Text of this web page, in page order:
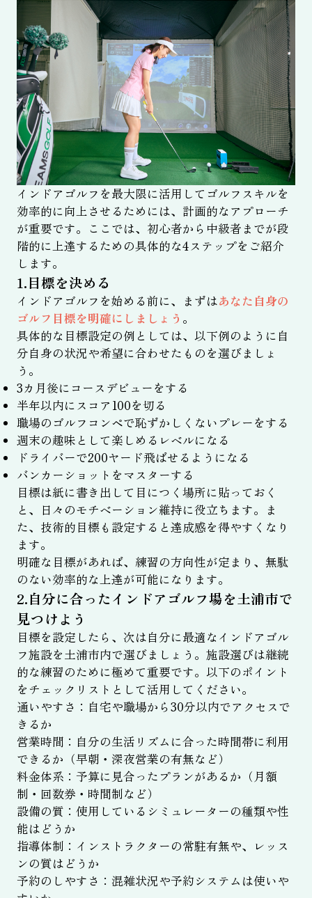
インドアゴルフを最大限に活用してゴルフスキルを
効率的に向上させるためには、計画的なアプローチ
が重要です。ここでは、初心者から中級者までが段
階的に上達するための具体的な4ステップをご紹介
します。
1.目標を決める
インドアゴルフを始める前に、まずはあなた自身の
ゴルフ目標を明確にしましょう 。
具体的な目標設定の例としては、以下例のように自
分自身の状況や希望に合わせたものを選びましょ
う。
3カ月後にコースデビューをする
半年以内にスコア100を切る
職場のゴルフコンペで恥ずかしくないプレーをする
週末の趣味として楽しめるレベルになる
ドライバーで200ヤード飛ばせるようになる
バンカーショットをマスターする
目標は紙に書き出して目につく場所に貼っておく
と、日々のモチベーション維持に役立ちます。ま
た、技術的目標も設定すると達成感を得やすくなり
ます。
明確な目標があれば、練習の方向性が定まり、無駄
のない効率的な上達が可能になります。
2.自分に合ったインドアゴルフ場を土浦市で
見つけよう
目標を設定したら、次は自分に最適なインドアゴル
フ施設を土浦市内で選びましょう。施設選びは継続
的な練習のために極めて重要です。以下のポイント
をチェックリストとして活用してください。
通いやすさ：自宅や職場から30分以内でアクセスで
きるか
営業時間：自分の生活リズムに合った時間帯に利用
できるか（早朝・深夜営業の有無など）
料金体系：予算に見合ったプランがあるか（月額
制・回数券・時間制など）
設備の質：使用しているシミュレーターの種類や性
能はどうか
指導体制：インストラクターの常駐有無や、レッス
ンの質はどうか
予約のしやすさ：混雑状況や予約システムは使いや